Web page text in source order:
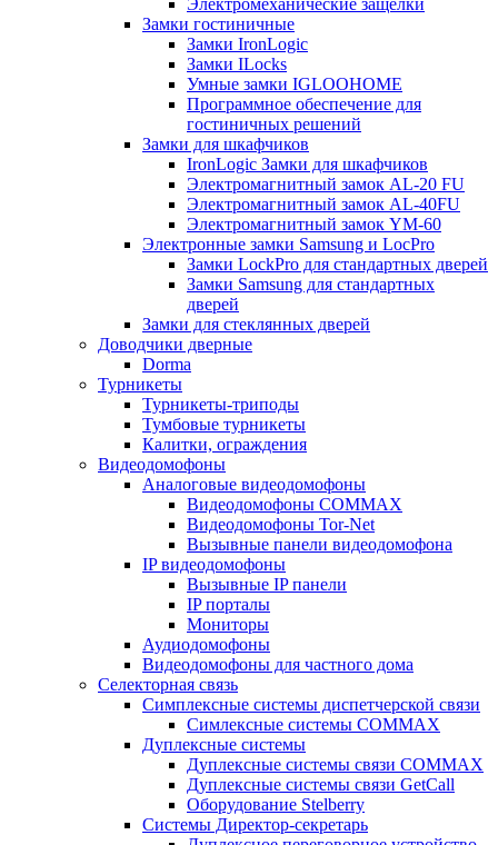
Замки гостиничные
Замки IronLogic
Замки ILocks
Умные замки IGLOOHOME
Программное обеспечение для
гостиничных решений
Замки для шкафчиков
IronLogic Замки для шкафчиков
Электромагнитный замок AL-20 FU
Электромагнитный замок AL-40FU
Электромагнитный замок YM-60
Электронные замки Samsung и LocPro
Замки LockPro для стандартных дверей
Замки Samsung для стандартных
дверей
Замки для стеклянных дверей
Доводчики дверные
Dorma
Турникеты
Турникеты-триподы
Тумбовые турникеты
Калитки, ограждения
Видеодомофоны
Аналоговые видеодомофоны
Видеодомофоны COMMAX
Видеодомофоны Tor-Net
Вызывные панели видеодомофона
IP видеодомофоны
Вызывные IP панели
IP порталы
Мониторы
Аудиодомофоны
Видеодомофоны для частного дома
Селекторная связь
Симплексные системы диспетчерской связи
Симлексные системы COMMAX
Дуплексные системы
Дуплексные системы связи COMMAX
Дуплексные системы связи GetCall
Оборудование Stelberry
Системы Директор-секретарь